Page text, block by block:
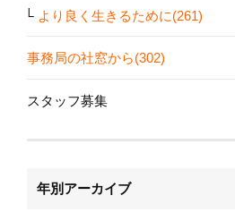
より良く生きるために(261)
事務局の社窓から(302)
スタッフ募集
年別アーカイブ